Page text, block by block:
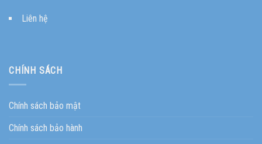
Liên hệ
CHÍNH SÁCH
Chính sách bảo mật
Chính sách bảo hành